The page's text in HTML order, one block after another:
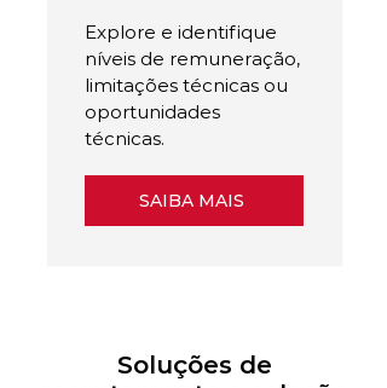
Explore e identifique
níveis de remuneração,
limitações técnicas ou
oportunidades
técnicas.
SAIBA MAIS
Soluções de